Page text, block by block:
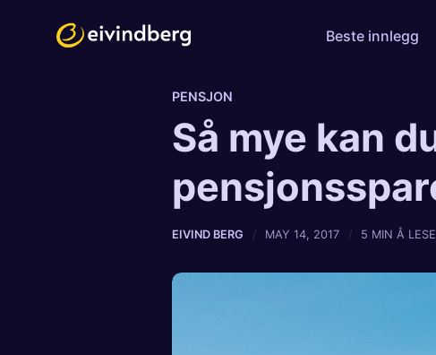
Beste innlegg
PENSJON
Så mye kan
EIVIND BERG MAY 14, 2017 5 MIN Å LESE